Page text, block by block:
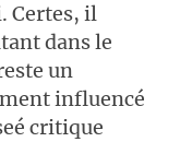
Certes, il
dans le
un
influencé
critique